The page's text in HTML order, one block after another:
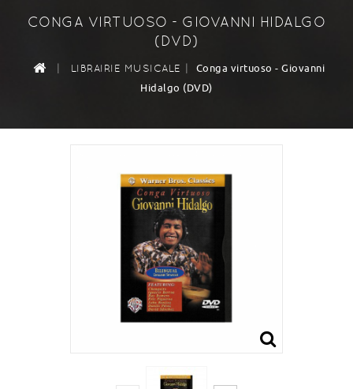
CONGA VIRTUOSO - GIOVANNI HIDALGO
(DVD)
| LIBRAIRIE MUSICALE |
Conga virtuoso - Giovanni
Hidalgo (DVD)